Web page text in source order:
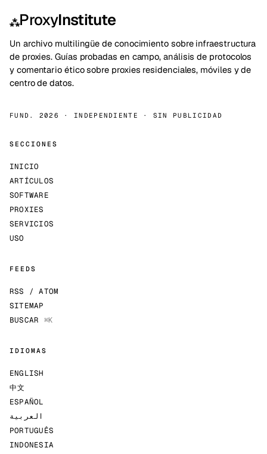
⁂ProxyInstitute
Un archivo multilingüe de conocimiento sobre infraestructura
de proxies. Guías probadas en campo, análisis de protocolos
y comentario ético sobre proxies residenciales, móviles y de
centro de datos.
FUND. 2026 · INDEPENDIENTE · SIN PUBLICIDAD
SECCIONES
INICIO
ARTÍCULOS
SOFTWARE
PROXIES
SERVICIOS
USO
FEEDS
RSS / ATOM
SITEMAP
BUSCAR ⌘K
IDIOMAS
ENGLISH
中文
ESPAÑOL
العربية
PORTUGUÊS
INDONESIA